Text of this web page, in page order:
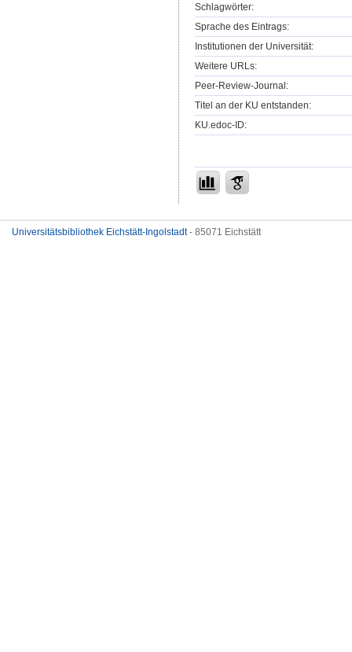
Schlagwörter:
Sprache des Eintrags:
Institutionen der Universität:
Weitere URLs:
Peer-Review-Journal:
Titel an der KU entstanden:
KU.edoc-ID:
Universitätsbibliothek Eichstätt-Ingolstadt- 85071 Eichstätt